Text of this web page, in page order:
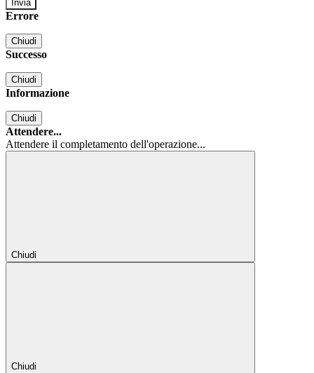
Errore
Chiudi
Successo
Chiudi
Informazione
Chiudi
Attendere...
Attendere il completamento dell'operazione...
Chiudi
Chiudi